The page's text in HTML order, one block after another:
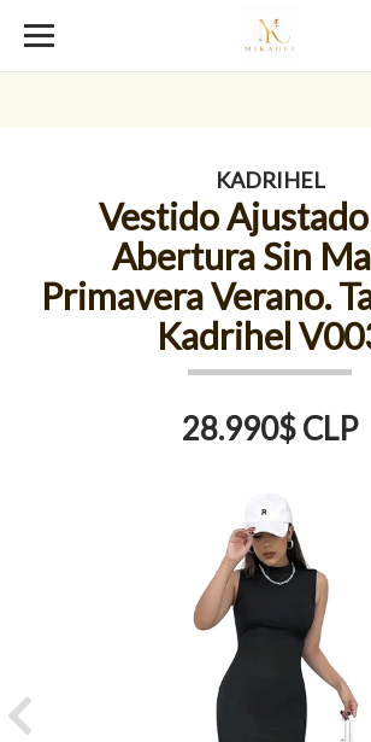
KADRIHEL
Vestido
Abertura Sin
Primavera Verano.
Kadrihel
28.990$ CLP
Previous